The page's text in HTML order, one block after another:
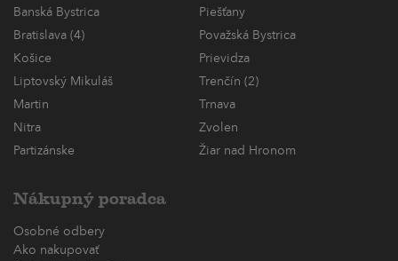
Banská Bystrica
Piešťany
Bratislava (4)
Považská Bystrica
Košice
Prievidza
Liptovský Mikuláš
Trenčín (2)
Martin
Trnava
Nitra
Zvolen
Partizánske
Žiar nad Hronom
Nákupný poradca
Osobné odbery
Ako nakupovať